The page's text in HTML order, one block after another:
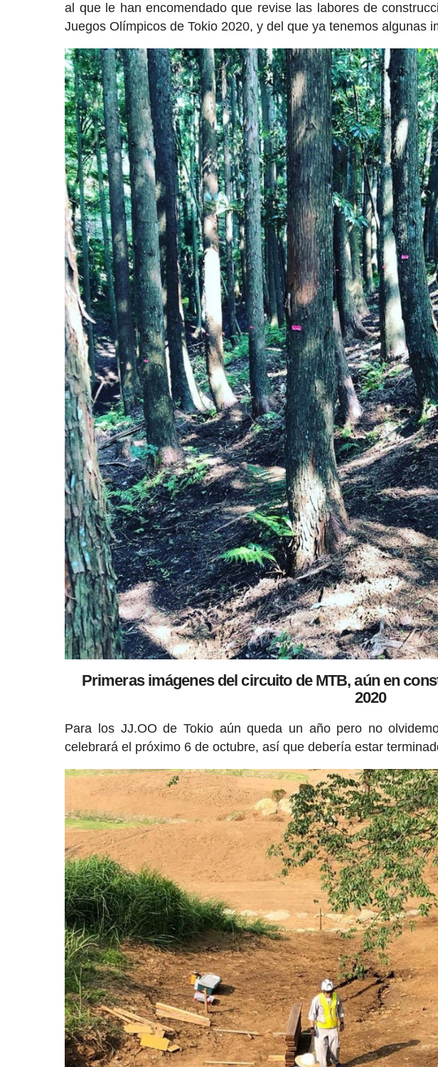
al que le han encomendado que revise las labores de
Juegos Olímpicos de Tokio 2020, y del que ya tenemos algunas
Primeras imágenes del circuito de MTB, aún en
2020
Para los JJ.OO de Tokio aún queda un año pero no
celebrará el próximo 6 de octubre, así que debería estar